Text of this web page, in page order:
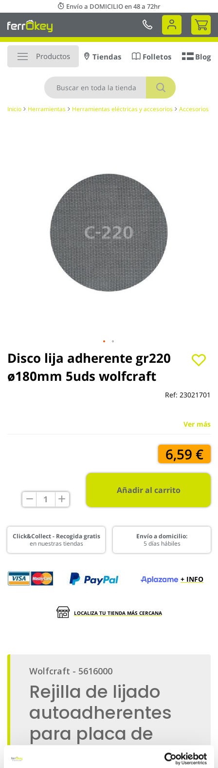
al
contenido
Envío a DOMICILIO en 48 a 72hr
Mi
Productos
Buscar
Tiendas Folletos Blog
Inicio Herramientas Herramientas eléctricas y accesorios Accesorios
Disco lija adherente gr220
ø180mm 5uds wolfcraft
Ref: 23021701
Ver más
6,59 €
Añadir al carrito
Click&Collect - Recogida gratis
en nuestras tiendas
Envío a domicilio:
5 días hábiles
+ INFO
LOCALIZA TU TIENDA MÁS CERCANA
Saltar
al
comienzo
de